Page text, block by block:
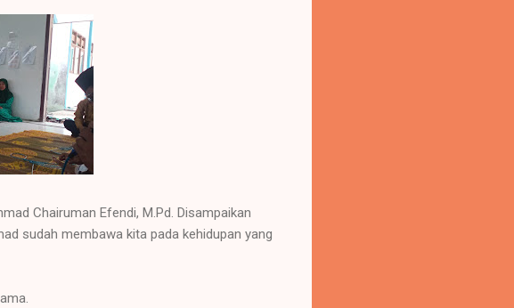
Chairuman Efendi, M.Pd. Disampaikan
sudah membawa kita pada kehidupan yang